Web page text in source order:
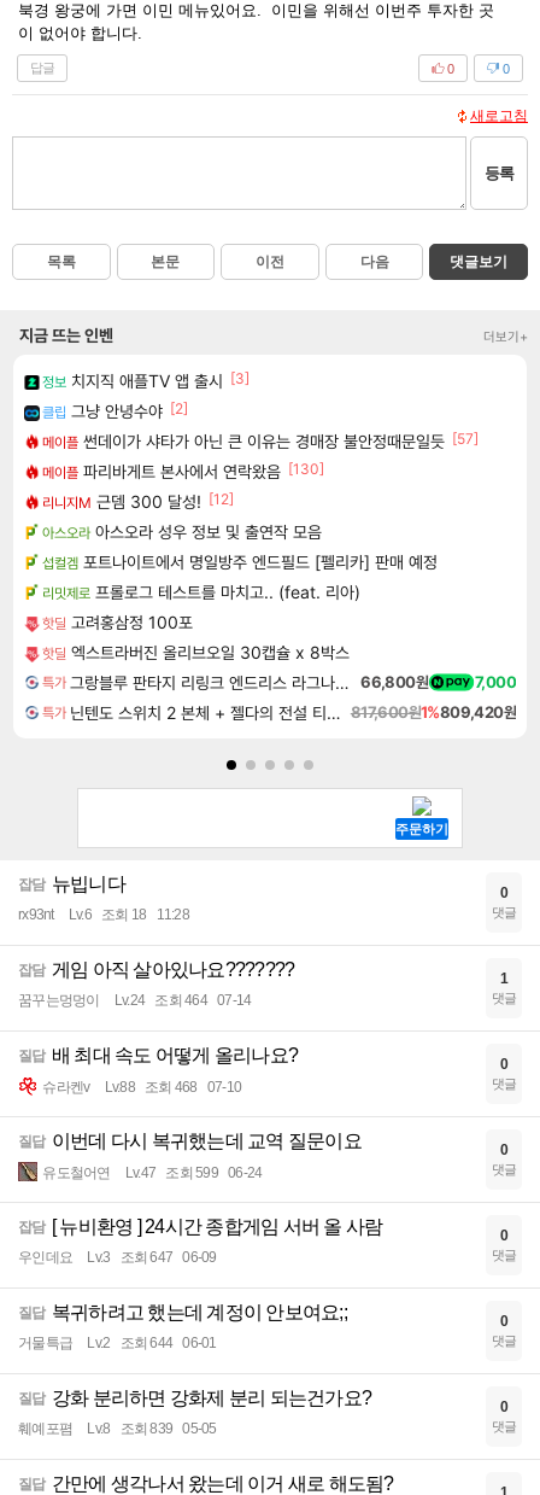
북경 왕궁에 가면 이민 메뉴있어요. 이민을 위해선 이번주 투자한 곳
이 없어야 합니다.
답글 0
0
새로고침
등록
목록 본문 이전 다음 댓글보기
지금 뜨는 인벤 더보기+
정보 치지직 애플TV 앱 출시 [3]
클립 그냥 안녕수야 [2]
메이플 썬데이가 샤타가 아닌 큰 이유는 경매장 불안정때문일듯 [57]
메이플 파리바게트 본사에서 연락왔음 [130]
리니지M 근뎀 300 달성! [12]
아스오라 아스오라 성우 정보 및 출연작 모음
섭컬겜 포트나이트에서 명일방주 엔드필드 [펠리카] 판매 예정
리밋제로 프롤로그 테스트를 마치고.. (feat. 리아)
핫딜 고려홍삼정 100포
핫딜 엑스트라버진 올리브오일 30캡슐 x 8박스
특가 그랑블루 판타지 리링크 엔드리스 라그나로크 Granblue Fantasy Relink Endless Ragnarok 66,800원 7,000
특가 닌텐도 스위치 2 본체 + 젤다의 전설 티어스 오브 더 킹덤 닌텐도 스위치 2 에디션 + 젤다의 전설 브레스 오브 더 와일드 닌텐도 스위치 2 에디션 번들 817,600원1%809,420원
잡담 뉴빕니다
rx93nt Lv.6 조회 18 11:28
0
댓글
잡담 게임 아직 살아있나요???????
꿈꾸는멍멍이 Lv.24 조회 464 07-14
1
댓글
질답 배 최대 속도 어떻게 올리나요?
슈라켄v Lv.88 조회 468 07-10
0
댓글
질답 이번데 다시 복귀했는데 교역 질문이요
유도철어연 Lv.47 조회 599 06-24
0
댓글
잡담 [ 뉴비환영 ] 24시간 종합게임 서버 올 사람
우인데요 Lv.3 조회 647 06-09
0
댓글
질답 복귀하려고 했는데 계정이 안보여요;;
거물특급 Lv.2 조회 644 06-01
0
댓글
질답 강화 분리하면 강화제 분리 되는건가요?
훼예포폄 Lv.8 조회 839 05-05
0
댓글
질답 간만에 생각나서 왔는데 이거 새로 해도됨?